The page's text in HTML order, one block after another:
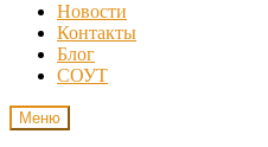
Новости
Контакты
Блог
СОУТ
Меню